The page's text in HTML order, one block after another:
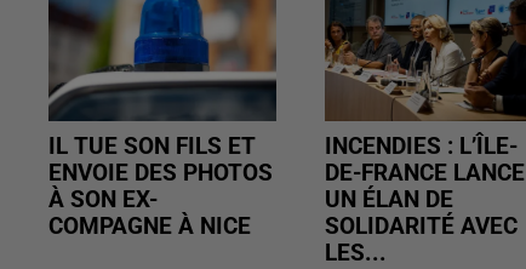
IL TUE SON FILS ET
ENVOIE DES PHOTOS
À SON EX-
COMPAGNE À NICE
INCENDIES : L’ÎLE-
DE-FRANCE LANCE
UN ÉLAN DE
SOLIDARITÉ AVEC
LES...